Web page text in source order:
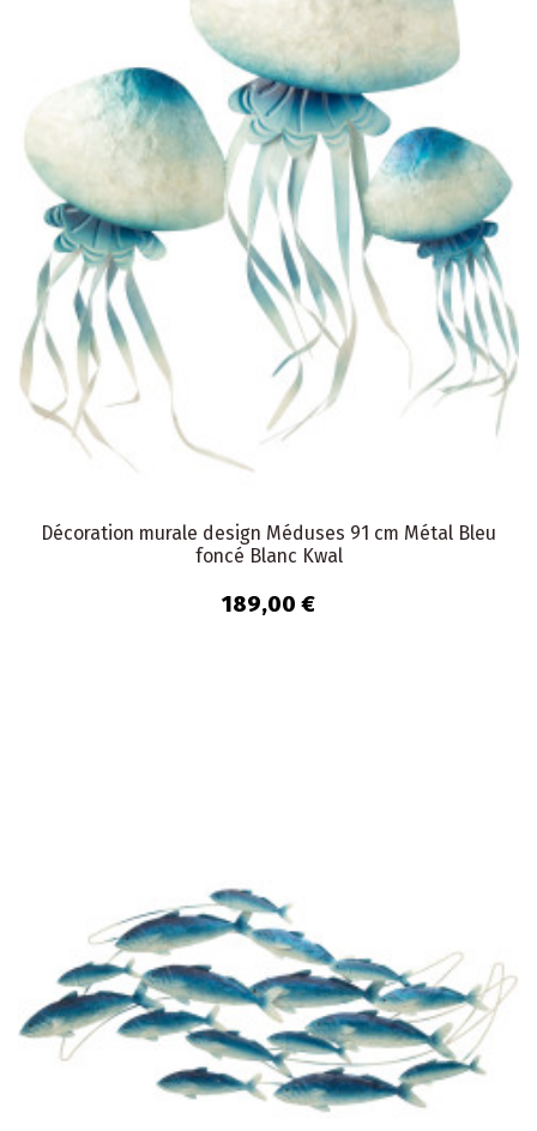
Décoration murale design Méduses 91 cm Métal Bleu
foncé Blanc Kwal
189,00 €